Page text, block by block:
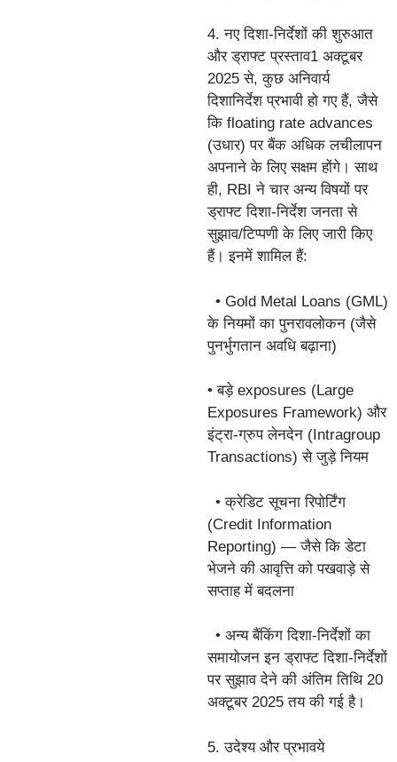
4. नए दिशा-निर्देशों की शुरुआत
और ड्राफ्ट प्रस्ताव1 अक्टूबर
2025 से, कुछ अनिवार्य
दिशानिर्देश प्रभावी हो गए हैं, जैसे
कि floating rate advances
(उधार) पर बैंक अधिक लचीलापन
अपनाने के लिए सक्षम होंगे। साथ
ही, RBI ने चार अन्य विषयों पर
ड्राफ्ट दिशा-निर्देश जनता से
सुझाव/टिप्पणी के लिए जारी किए
हैं। इनमें शामिल हैं:
• Gold Metal Loans (GML)
के नियमों का पुनरावलोकन (जैसे
पुनर्भुगतान अवधि बढ़ाना)
• बड़े exposures (Large
Exposures Framework) और
इंट्रा-ग्रुप लेनदेन (Intragroup
Transactions) से जुड़े नियम
• क्रेडिट सूचना रिपोर्टिंग
(Credit Information
Reporting) — जैसे कि डेटा
भेजने की आवृत्ति को पखवाड़े से
सप्ताह में बदलना
• अन्य बैंकिंग दिशा-निर्देशों का
समायोजन इन ड्राफ्ट दिशा-निर्देशों
पर सुझाव देने की अंतिम तिथि 20
अक्टूबर 2025 तय की गई है।
5. उदेश्य और प्रभावये